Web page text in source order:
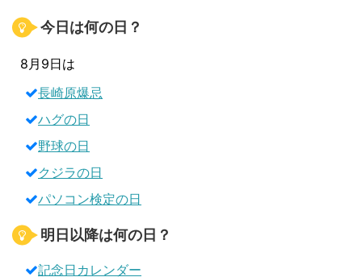
今日は何の日？
8月9日は
長崎原爆忌
ハグの日
野球の日
クジラの日
パソコン検定の日
明日以降は何の日？
記念日カレンダー